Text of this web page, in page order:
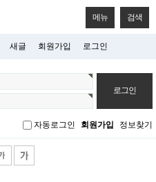
메뉴 검색
새글 회원가입 로그인
자동로그인 회원가입 정보찾기